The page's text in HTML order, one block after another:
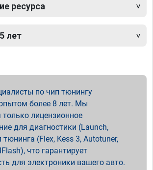
ресурса
лет
по чип тюнингу
более 8 лет. Мы
лицензионное
для диагностики (Launch,
тюнинга (Flex, Kess 3, Autotuner,
что гарантирует
для электроники вашего авто.